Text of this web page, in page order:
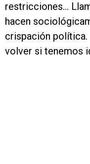
restricciones...
hacen
crispación
volver si tenemos